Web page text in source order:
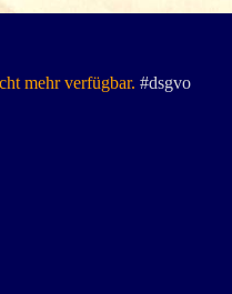
mehr verfügbar. #dsgvo